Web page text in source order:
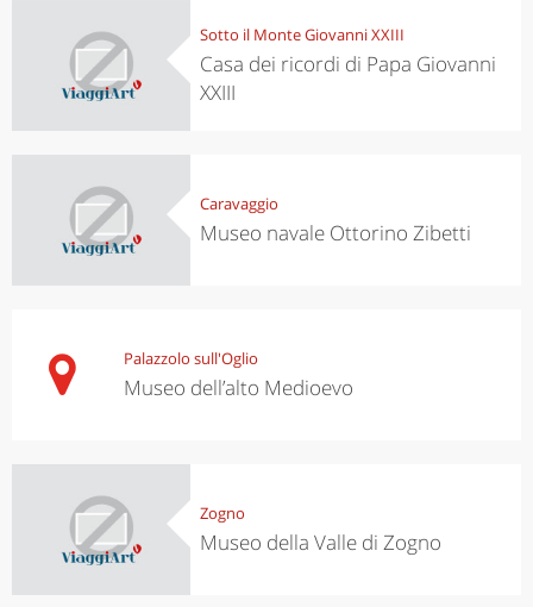
Sotto il Monte Giovanni XXIII
Casa dei ricordi di Papa Giovanni
XXIII
Caravaggio
Museo navale Ottorino Zibetti
Palazzolo sull'Oglio
Museo dell’alto Medioevo
Zogno
Museo della Valle di Zogno